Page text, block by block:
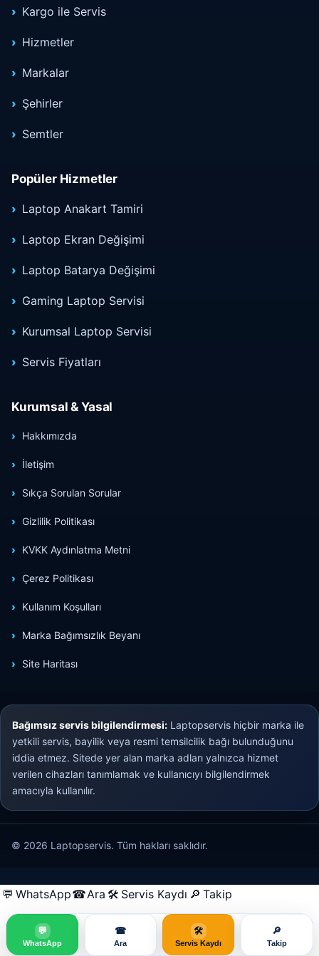
Kargo ile Servis
Hizmetler
Markalar
Şehirler
Semtler
Popüler Hizmetler
Laptop Anakart Tamiri
Laptop Ekran Değişimi
Laptop Batarya Değişimi
Gaming Laptop Servisi
Kurumsal Laptop Servisi
Servis Fiyatları
Kurumsal & Yasal
Hakkımızda
İletişim
Sıkça Sorulan Sorular
Gizlilik Politikası
KVKK Aydınlatma Metni
Çerez Politikası
Kullanım Koşulları
Marka Bağımsızlık Beyanı
Site Haritası
Bağımsız servis bilgilendirmesi: Laptopservis hiçbir marka ile
yetkili servis, bayilik veya resmi temsilcilik bağı bulunduğunu
iddia etmez. Sitede yer alan marka adları yalnızca hizmet
verilen cihazları tanımlamak ve kullanıcıyı bilgilendirmek
amacıyla kullanılır.
© 2026 Laptopservis. Tüm hakları saklıdır.
💬 WhatsApp☎Ara 🛠 Servis Kaydı 🔎 Takip
💬
WhatsApp
☎
Ara
🛠
Servis Kaydı
🔎
Takip